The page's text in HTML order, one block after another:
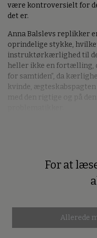
være kontroversielt for
det er.
Anna Balslevs replikker
oprindelige stykke,
instruktørkærlighed til
heller ikke en fortælling,
for samtiden”, da
kvinde, ægteskabspagten
med den rigtige og på
For at
Allerede